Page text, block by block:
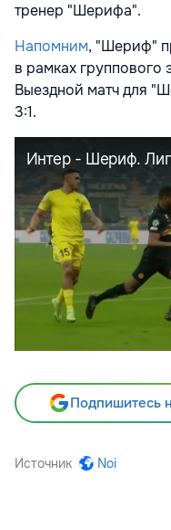
тренер "Шерифа".
Напомним, "Шериф"
в рамках группового
Выездной матч для
3:1.
Подпишитесь
Источник Noi